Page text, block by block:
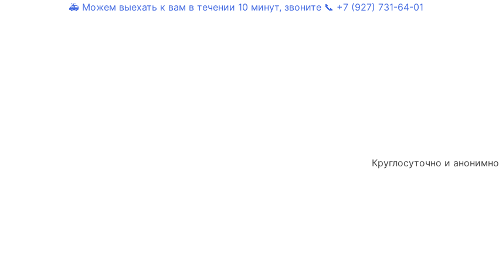
🚑 Можем выехать к вам в течении 10 минут, звоните 📞 +7 (927) 731-64-01
Круглосуточно и анонимно